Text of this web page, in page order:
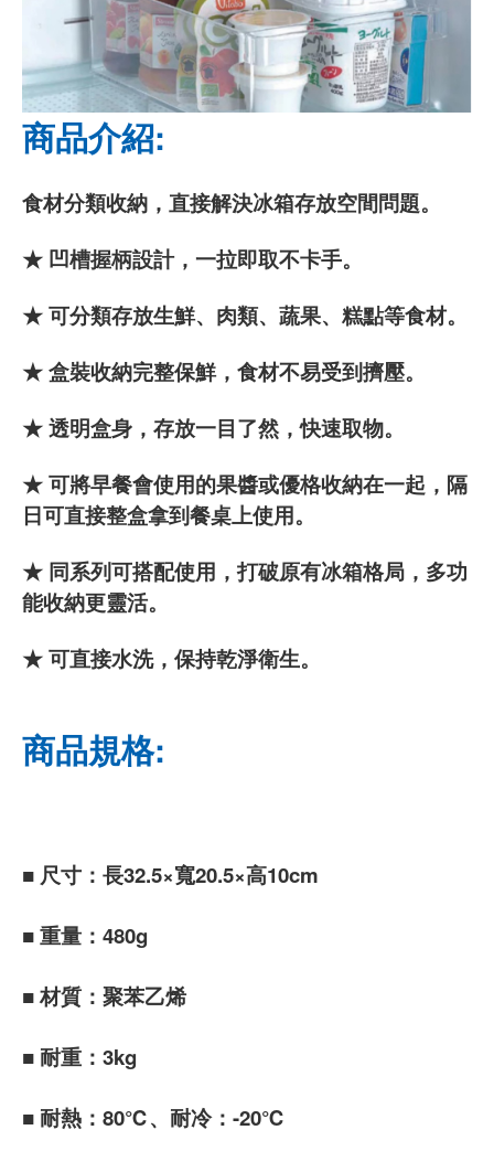
商品介紹:
食材分類收納，直接解決冰箱存放空間問題。
★ 凹槽握柄設計，一拉即取不卡手。
★ 可分類存放生鮮、肉類、蔬果、糕點等食材。
★ 盒裝收納完整保鮮，食材不易受到擠壓。
★ 透明盒身，存放一目了然，快速取物。
★ 可將早餐會使用的果醬或優格收納在一起，隔
日可直接整盒拿到餐桌上使用。
★ 同系列可搭配使用，打破原有冰箱格局，多功
能收納更靈活。
★ 可直接水洗，保持乾淨衛生。
商品規格:
■ 尺寸：長32.5×寬20.5×高10cm
■ 重量：480g
■ 材質：聚苯乙烯
■ 耐重：3kg
■ 耐熱：80℃、耐冷：-20℃